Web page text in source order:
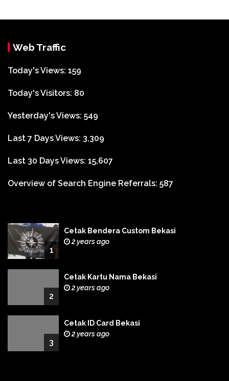
Web Traffic
Today's Views: 159
Today's Visitors: 80
Yesterday's Views: 549
Last 7 Days Views: 3,309
Last 30 Days Views: 15,607
Overview of Search Engine Referrals: 587
1
Cetak Bendera Custom Bekasi
2 years ago
2
Cetak Kartu Nama Bekasi
2 years ago
3
Cetak ID Card Bekasi
2 years ago